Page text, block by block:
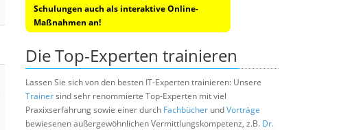
Schulungen auch als interaktive Online-
Maßnahmen an!
Die Top-Experten trainieren
Lassen Sie sich von den besten IT-Experten trainieren: Unsere
Trainersind sehr renommierte Top-Experten mit viel
Praxixserfahrung sowie einer durch Fachbücher undVorträge
bewiesenen außergewöhnlichen Vermittlungskompetenz, z.B. Dr.